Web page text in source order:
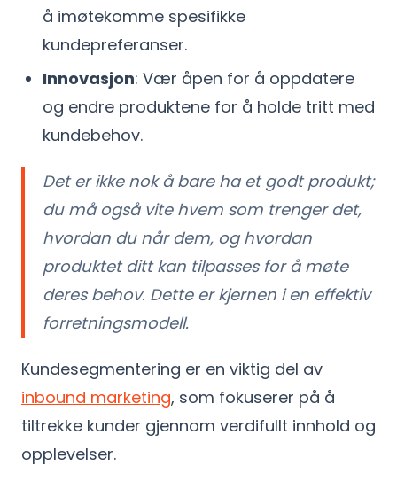
å imøtekomme spesifikke
kundepreferanser.
Innovasjon: Vær åpen for å oppdatere
og endre produktene for å holde tritt med
kundebehov.
Det er ikke nok å bare ha et godt produkt;
du må også vite hvem som trenger det,
hvordan du når dem, og hvordan
produktet ditt kan tilpasses for å møte
deres behov. Dette er kjernen i en effektiv
forretningsmodell.
Kundesegmentering er en viktig del av
inbound marketing, som fokuserer på å
tiltrekke kunder gjennom verdifullt innhold og
opplevelser.